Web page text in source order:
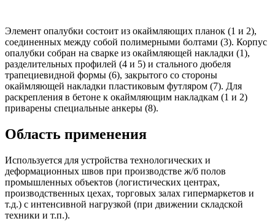
Элемент опалубки состоит из окаймляющих планок (1 и 2),
соединенных между собой полимерными болтами (3). Корпус
опалубки собран на сварке из окаймляющей накладки (1),
разделительных профилей (4 и 5) и стального дюбеля
трапециевидной формы (6), закрытого со стороны
окаймляющей накладки пластиковым футляром (7). Для
раскрепления в бетоне к окаймляющим накладкам (1 и 2)
приварены специальные анкеры (8).
Область применения
Используется для устройства технологических и
деформационных швов при производстве ж/б полов
промышленных объектов (логистических центрах,
производственных цехах, торговых залах гипермаркетов и
т.д.) c интенсивной нагрузкой (при движении складской
техники и т.п.).